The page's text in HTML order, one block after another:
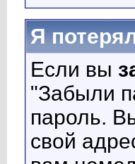
Я
Если вы
"Забыли
пароль.
свой